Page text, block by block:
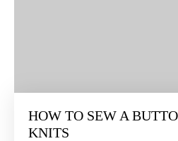
HOW TO SEW A
KNITS